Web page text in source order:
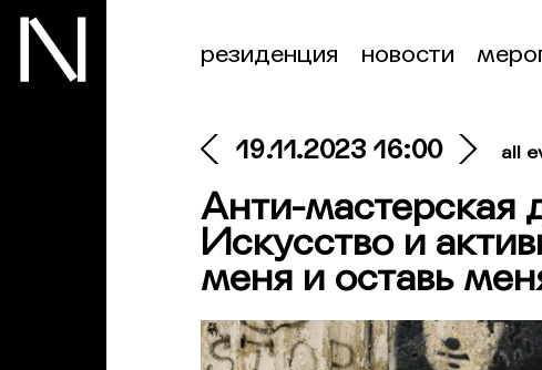
резиденция новости
19.11.2023 16:00 all
Анти-мастерская
Искусство и
меня и оставь